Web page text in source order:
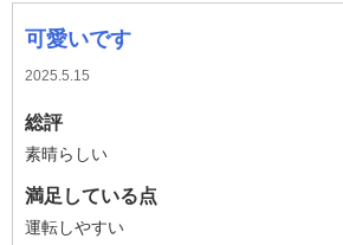
可愛いです
2025.5.15
総評
素晴らしい
満足している点
運転しやすい